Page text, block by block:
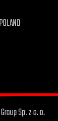
Sp. z o. o.